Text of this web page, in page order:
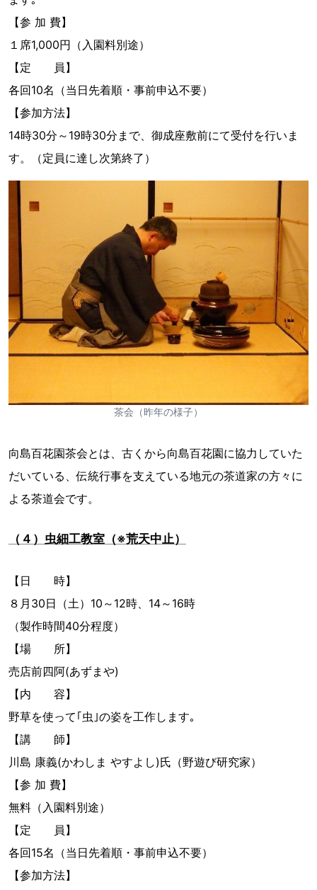
【参 加 費】
１席1,000円（入園料別途）
【定 員】
各回10名（当日先着順・事前申込不要）
【参加方法】
14時30分～19時30分まで、御成座敷前にて受付を行いま
す。（定員に達し次第終了）
茶会（昨年の様子）
向島百花園茶会とは、古くから向島百花園に協力していた
だいている、伝統行事を支えている地元の茶道家の方々に
よる茶道会です。
（４）虫細工教室（※荒天中止）
【日 時】
８月30日（土）10～12時、14～16時
（製作時間40分程度）
【場 所】
売店前四阿(あずまや)
【内 容】
野草を使って｢虫｣の姿を工作します｡
【講 師】
川島 康義(かわしま やすよし)氏（野遊び研究家）
【参 加 費】
無料（入園料別途）
【定 員】
各回15名（当日先着順・事前申込不要）
【参加方法】